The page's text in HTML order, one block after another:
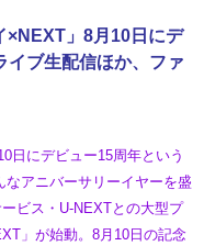
×NEXT」8月10日にデ
イブ生配信ほか、ファ
日にデビュー15周年という
アニバーサリーイヤーを盛
ビス・U-NEXTとの大型プ
」が始動。8月10日の記念